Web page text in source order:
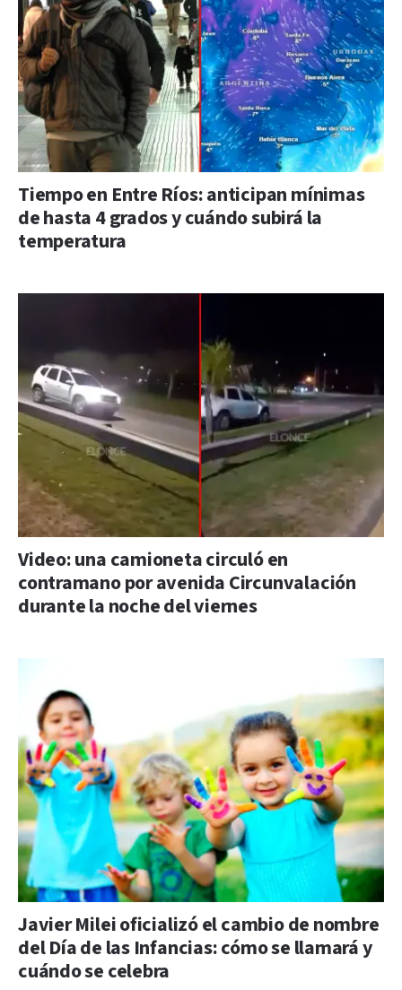
Tiempo en Entre Ríos: anticipan mínimas
de hasta 4 grados y cuándo subirá la
temperatura
Video: una camioneta circuló en
contramano por avenida Circunvalación
durante la noche del viernes
Javier Milei oficializó el cambio de nombre
del Día de las Infancias: cómo se llamará y
cuándo se celebra